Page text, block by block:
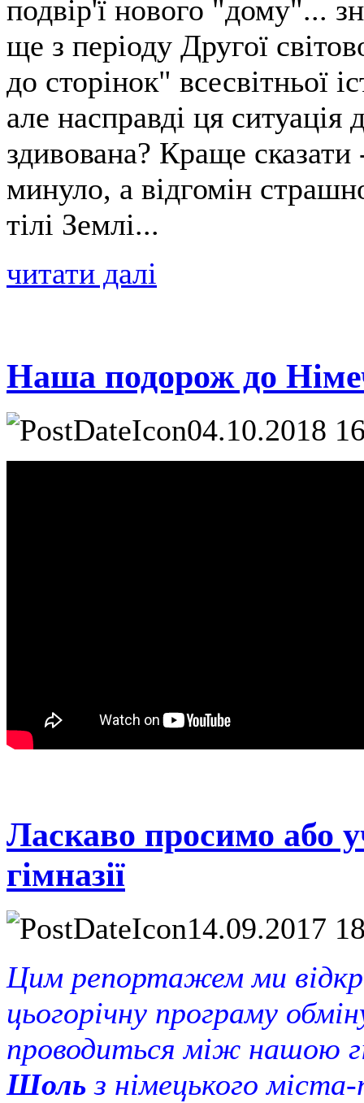
подвір'ї нового "дому"...
ще з періоду Другої
до сторінок" всесвітньої
але насправді ця
здивована? Краще
минуло, а відгомін
тілі Землі...
читати далі
Наша подорож до
04.10.2018
Ласкаво просимо або
гімназії
14.09.2017
Цим репортажем ми
цьогорічну програму
проводиться між нашою
Шоль з німецького